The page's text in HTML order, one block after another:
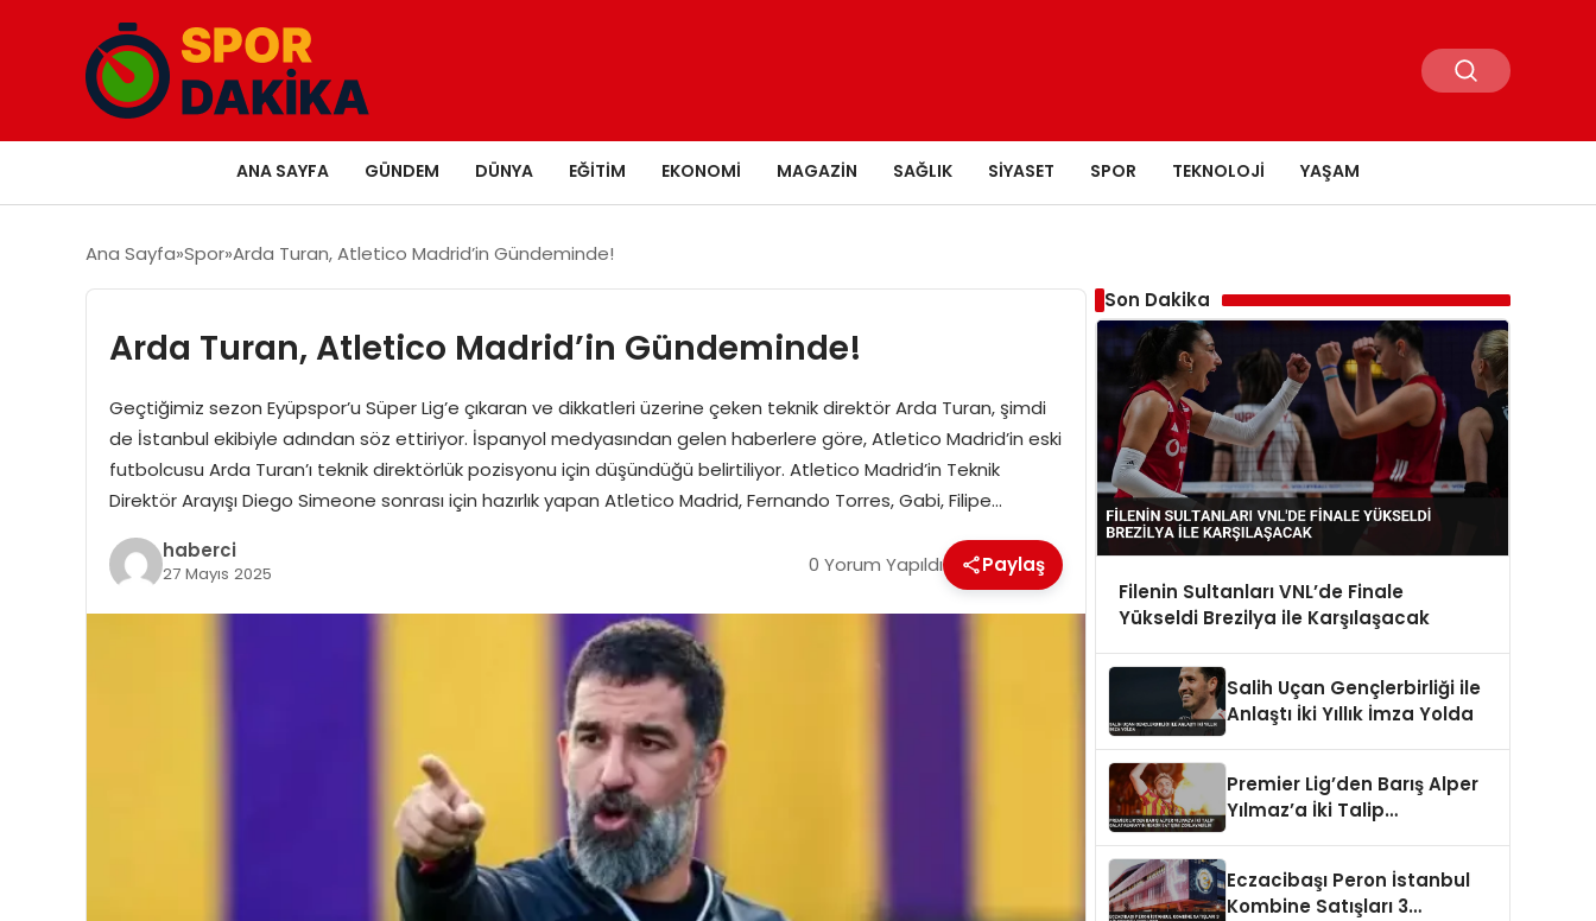
ANA SAYFA GÜNDEM DÜNYA EĞITIM EKONOMI MAGAZIN SAĞLIK SIYASET SPOR TEKNOLOJI YAŞAM
Ana Sayfa Spor Arda Turan, Atletico Madrid’in Gündeminde!
Arda Turan, Atletico Madrid’in Gündeminde!
Geçtiğimiz sezon Eyüpspor’u Süper Lig’e çıkaran ve dikkatleri üzerine çeken teknik direktör Arda Turan, şimdi
de İstanbul ekibiyle adından söz ettiriyor. İspanyol medyasından gelen haberlere göre, Atletico Madrid’in eski
futbolcusu Arda Turan’ı teknik direktörlük pozisyonu için düşündüğü belirtiliyor. Atletico Madrid’in Teknik
Direktör Arayışı Diego Simeone sonrası için hazırlık yapan Atletico Madrid, Fernando Torres, Gabi, Filipe…
haberci
27 Mayıs 2025 0 Yorum Yapıldı Paylaş
Son Dakika
Filenin Sultanları VNL’de Finale
Yükseldi Brezilya ile Karşılaşacak
Salih Uçan Gençlerbirliği ile
Anlaştı İki Yıllık İmza Yolda
Premier Lig’den Barış Alper
Yılmaz’a İki Talip
Eczacibaşı Peron İstanbul
Kombine Satışları 3